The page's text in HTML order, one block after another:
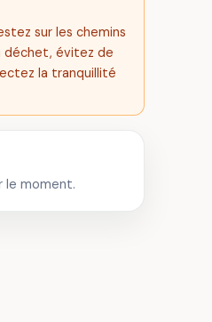
sur les chemins
déchet, évitez de
la tranquillité
le moment.